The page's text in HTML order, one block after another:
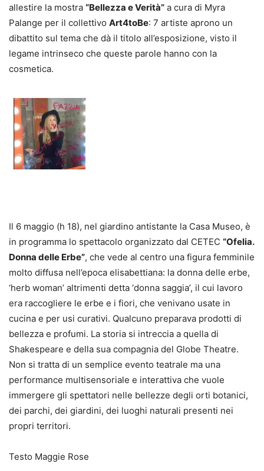
allestire la mostra “Bellezza e Verità” a cura di Myra
Palange per il collettivo Art4toBe: 7 artiste aprono un
dibattito sul tema che dà il titolo all’esposizione, visto il
legame intrinseco che queste parole hanno con la
cosmetica.
Il 6 maggio (h 18), nel giardino antistante la Casa Museo, è
in programma lo spettacolo organizzato dal CETEC “Ofelia.
Donna delle Erbe”, che vede al centro una figura femminile
molto diffusa nell’epoca elisabettiana: la donna delle erbe,
‘herb woman’ altrimenti detta ‘donna saggia’, il cui lavoro
era raccogliere le erbe e i fiori, che venivano usate in
cucina e per usi curativi. Qualcuno preparava prodotti di
bellezza e profumi. La storia si intreccia a quella di
Shakespeare e della sua compagnia del Globe Theatre.
Non si tratta di un semplice evento teatrale ma una
performance multisensoriale e interattiva che vuole
immergere gli spettatori nelle bellezze degli orti botanici,
dei parchi, dei giardini, dei luoghi naturali presenti nei
propri territori.
Testo Maggie Rose